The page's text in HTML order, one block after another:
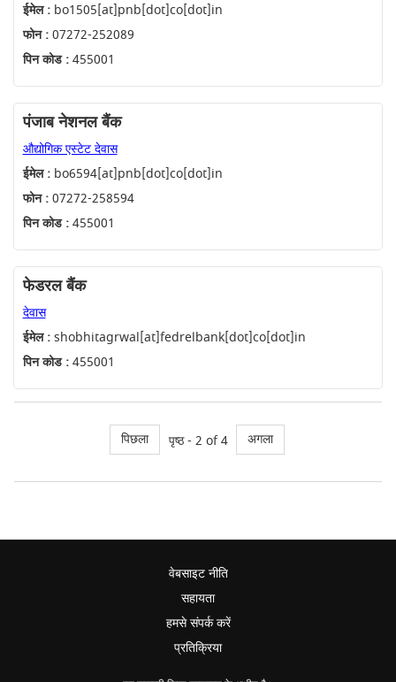
ईमेल :bo1505[at]pnb[dot]co[dot]in
फोन :07272-252089
पिन कोड :455001
पंजाब नेशनल बैंक
औद्योगिक एस्टेट देवास
ईमेल :bo6594[at]pnb[dot]co[dot]in
फोन :07272-258594
पिन कोड :455001
फेडरल बैंक
देवास
ईमेल :shobhitagrwal[at]fedrelbank[dot]co[dot]in
पिन कोड :455001
पिछला पृष्ठ - 2 of 4 अगला
वेबसाइट नीति
सहायता
हमसे संपर्क करें
प्रतिक्रिया